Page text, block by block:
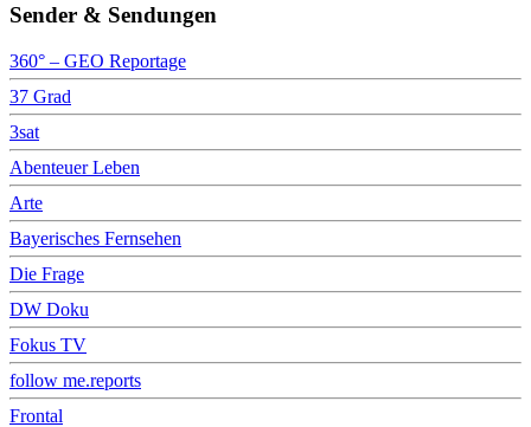
Sender & Sendungen
360° – GEO Reportage
37 Grad
3sat
Abenteuer Leben
Arte
Bayerisches Fernsehen
Die Frage
DW Doku
Fokus TV
follow me.reports
Frontal